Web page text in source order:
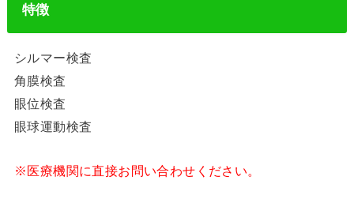
特徴
シルマー検査
角膜検査
眼位検査
眼球運動検査
※医療機関に直接お問い合わせください。